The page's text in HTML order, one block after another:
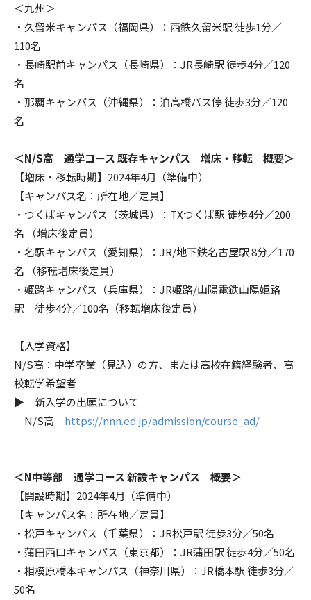
＜九州＞
・久留米キャンパス（福岡県）：西鉄久留米駅 徒歩1分／
110名
・長崎駅前キャンパス（長崎県）：JR長崎駅 徒歩4分／120
名
・那覇キャンパス（沖縄県）：泊高橋バス停 徒歩3分／120
名
＜N/S高 通学コース 既存キャンパス 増床・移転 概要＞
【増床・移転時期】2024年4月（準備中）
【キャンパス名：所在地／定員】
・つくばキャンパス（茨城県）：TXつくば駅 徒歩4分／200
名 （増床後定員）
・名駅キャンパス（愛知県）：JR/地下鉄名古屋駅 8分／170
名 （移転増床後定員）
・姫路キャンパス（兵庫県）：JR姫路/山陽電鉄山陽姫路
駅 徒歩4分／100名（移転増床後定員）
【入学資格】
N/S高：中学卒業（見込）の方、または高校在籍経験者、高
校転学希望者
▶ 新入学の出願について
N/S高 https://nnn.ed.jp/admission/course_ad/
＜N中等部 通学コース 新設キャンパス 概要＞
【開設時期】2024年4月（準備中）
【キャンパス名：所在地／定員】
・松戸キャンパス（千葉県）：JR松戸駅 徒歩3分／50名
・蒲田西口キャンパス（東京都）：JR蒲田駅 徒歩4分／50名
・相模原橋本キャンパス（神奈川県）：JR橋本駅 徒歩3分／
50名